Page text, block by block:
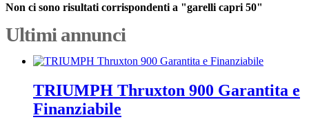
Non ci sono risultati corrispondenti a "garelli capri 50"
Ultimi annunci
TRIUMPH Thruxton 900 Garantita e
Finanziabile